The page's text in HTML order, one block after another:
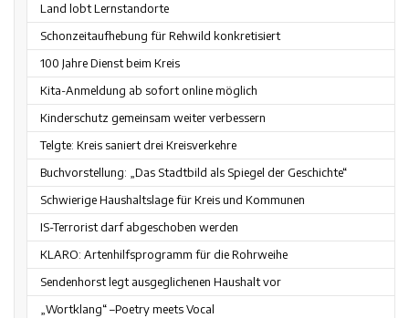
Land lobt Lernstandorte
Schonzeitaufhebung für Rehwild konkretisiert
100 Jahre Dienst beim Kreis
Kita-Anmeldung ab sofort online möglich
Kinderschutz gemeinsam weiter verbessern
Telgte: Kreis saniert drei Kreisverkehre
Buchvorstellung: „Das Stadtbild als Spiegel der Geschichte“
Schwierige Haushaltslage für Kreis und Kommunen
IS-Terrorist darf abgeschoben werden
KLARO: Artenhilfsprogramm für die Rohrweihe
Sendenhorst legt ausgeglichenen Haushalt vor
„Wortklang“ –Poetry meets Vocal